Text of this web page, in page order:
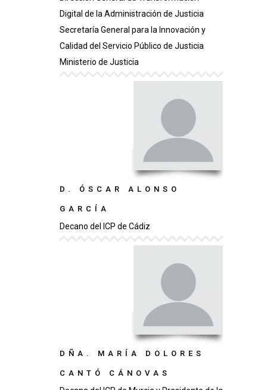
Digital de la Administración de Justicia
Secretaría General para la Innovación y
Calidad del Servicio Público de Justicia
Ministerio de Justicia
D. ÓSCAR ALONSO
GARCÍA
Decano del ICP de Cádiz
DÑA. MARÍA DOLORES
CANTÓ CÁNOVAS